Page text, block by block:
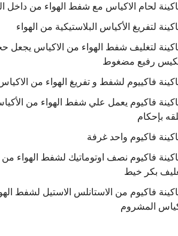
لحام الاكياس مع شفط الهواء من داخل
لتفريغ الأكياس البلاستيكية من الهواء
لتغليف شفط الهواء من الاكياس يجعل
رفيع مضغوط
فاكييوم لشفط و تفريغ الهواء من
فاكيوم يعمل علي شفط الهواء من
بإحكام
فاكيوم واحد غرفة
فاكيوم نصف اوتوماتيك لشفط الهواء
بكر خيط
فاكيوم من الاستانلس الاستيل لشفط
المشروم